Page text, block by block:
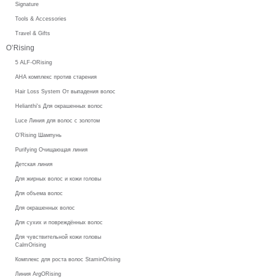
Signature
Tools & Accessories
Travel & Gifts
O’Rising
5 ALF-ORising
AHA комплекс против старения
Hair Loss System От выпадения волос
Helianthi's Для окрашенных волос
Luce Линия для волос с золотом
O’Rising Шампунь
Purifying Очищающая линия
Детская линия
Для жирных волос и кожи головы
Для объема волос
Для окрашенных волос
Для сухих и повреждённых волос
Для чувствительной кожи головы
CalmOrising
Комплекс для роста волос StaminOrising
Линия ArgORising